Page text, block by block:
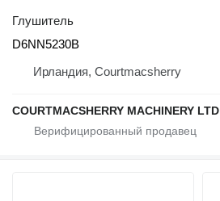
Глушитель
D6NN5230B
Ирландия, Courtmacsherry
COURTMACSHERRY MACHINERY LTD